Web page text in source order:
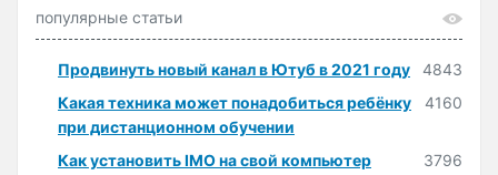
популярные статьи
Продвинуть новый канал в Ютуб в 2021 году
4843
Какая техника может понадобиться ребёнку
при дистанционном обучении
4160
Как установить IMO на свой компьютер
3796